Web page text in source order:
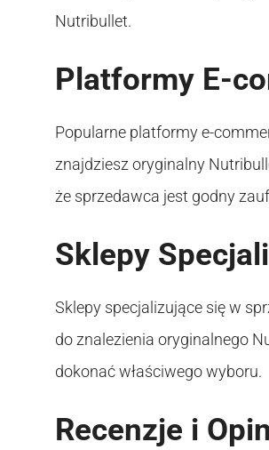
Nutribullet.
Platformy E-
Popularne platformy e-
znajdziesz oryginalny
że sprzedawca jest godny
Sklepy
Sklepy specjalizujące się w
do znalezienia oryginalnego
dokonać właściwego wyboru.
Recenzje i